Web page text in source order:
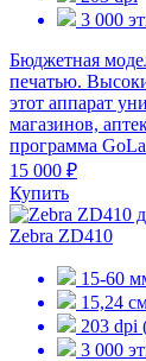
3 000
Бюджетная
печатью.
этот аппарат
магазинов,
программа
15 000 ₽
Купить
Zebra ZD410
15-60
15,24
203 dpi
3 000